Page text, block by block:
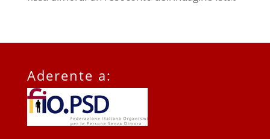
Aderente a: